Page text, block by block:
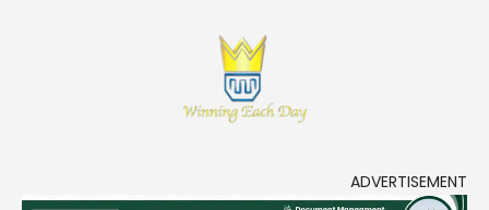
ADVERTISEMENT